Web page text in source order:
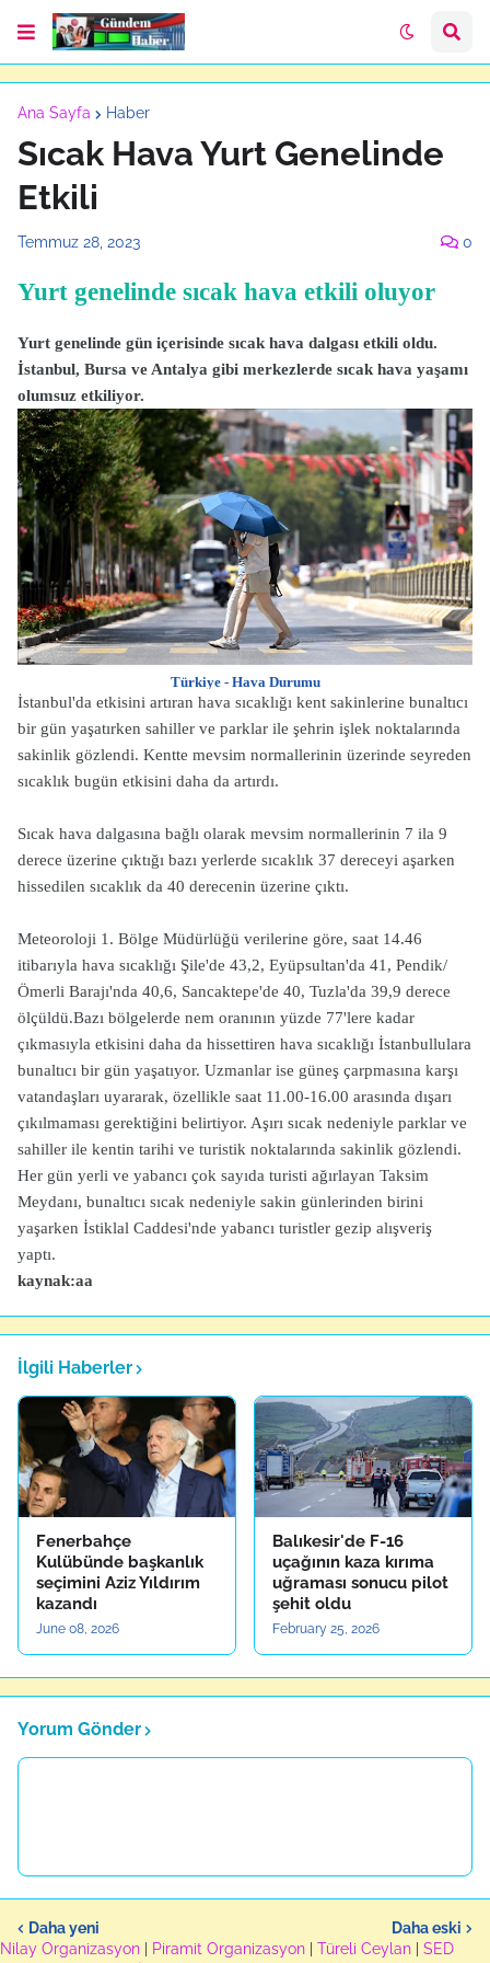
Ana Sayfa Haber
Sıcak Hava Yurt Genelinde
Etkili
Temmuz 28, 2023 0
Yurt genelinde sıcak hava etkili oluyor
Yurt genelinde gün içerisinde sıcak hava dalgası etkili oldu.
İstanbul, Bursa ve Antalya gibi merkezlerde sıcak hava yaşamı
olumsuz etkiliyor.
Türkiye - Hava Durumu
İstanbul'da etkisini artıran hava sıcaklığı kent sakinlerine bunaltıcı
bir gün yaşatırken sahiller ve parklar ile şehrin işlek noktalarında
sakinlik gözlendi. Kentte mevsim normallerinin üzerinde seyreden
sıcaklık bugün etkisini daha da artırdı.
Sıcak hava dalgasına bağlı olarak mevsim normallerinin 7 ila 9
derece üzerine çıktığı bazı yerlerde sıcaklık 37 dereceyi aşarken
hissedilen sıcaklık da 40 derecenin üzerine çıktı.
Meteoroloji 1. Bölge Müdürlüğü verilerine göre, saat 14.46
itibarıyla hava sıcaklığı Şile'de 43,2, Eyüpsultan'da 41, Pendik/
Ömerli Barajı'nda 40,6, Sancaktepe'de 40, Tuzla'da 39,9 derece
ölçüldü.Bazı bölgelerde nem oranının yüzde 77'lere kadar
çıkmasıyla etkisini daha da hissettiren hava sıcaklığı İstanbullulara
bunaltıcı bir gün yaşatıyor. Uzmanlar ise güneş çarpmasına karşı
vatandaşları uyararak, özellikle saat 11.00-16.00 arasında dışarı
çıkılmaması gerektiğini belirtiyor. Aşırı sıcak nedeniyle parklar ve
sahiller ile kentin tarihi ve turistik noktalarında sakinlik gözlendi.
Her gün yerli ve yabancı çok sayıda turisti ağırlayan Taksim
Meydanı, bunaltıcı sıcak nedeniyle sakin günlerinden birini
yaşarken İstiklal Caddesi'nde yabancı turistler gezip alışveriş
yaptı.
kaynak:aa
İlgili Haberler
Fenerbahçe
Kulübünde başkanlık
seçimini Aziz Yıldırım
kazandı
June 08, 2026
Balıkesir'de F-16
uçağının kaza kırıma
uğraması sonucu pilot
şehit oldu
February 25, 2026
Yorum Gönder
Daha yeni
Daha eski
Nilay Organizasyon
Piramit Organizasyon Türeli Ceylan
SED